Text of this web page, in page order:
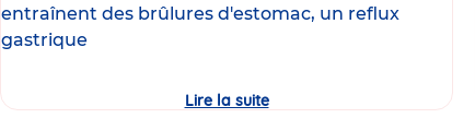
entraînent des brûlures d'estomac, un reflux
gastrique
Lire la suiteGrossesse
et